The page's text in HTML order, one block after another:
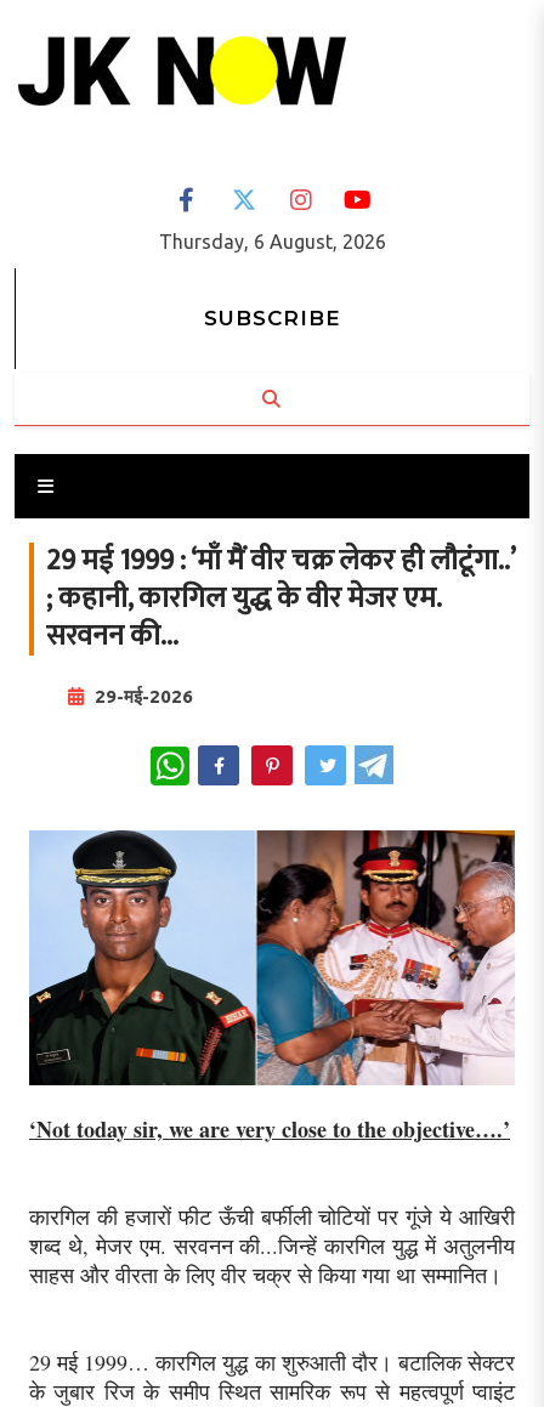
Thursday, 6 August, 2026
SUBSCRIBE
29 मई 1999 : ‘माँ मैं वीर चक्र लेकर ही लौटूंगा..’
; कहानी, कारगिल युद्ध के वीर मेजर एम.
सरवनन की...
29-मई-2026
WhatsApp
‘Not today sir, we are very close to the objective….’
कारगिल की हजारों फीट ऊँची बर्फीली चोटियों पर गूंजे ये आखिरी
शब्द थे, मेजर एम. सरवनन की...जिन्हें कारगिल युद्ध में अतुलनीय
साहस और वीरता के लिए वीर चक्र से किया गया था सम्मानित।
29 मई 1999… कारगिल युद्ध का शुरुआती दौर। बटालिक सेक्टर
के जुबार रिज के समीप स्थित सामरिक रूप से महत्वपूर्ण प्वाइंट